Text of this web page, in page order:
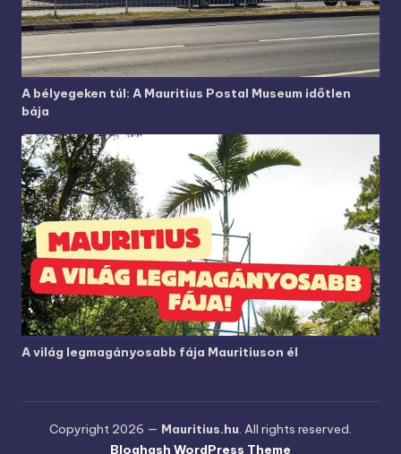
A bélyegeken túl: A Mauritius Postal Museum időtlen
bája
A világ legmagányosabb fája Mauritiuson él
Copyright 2026 — Mauritius.hu. All rights reserved.
Bloghash WordPress Theme